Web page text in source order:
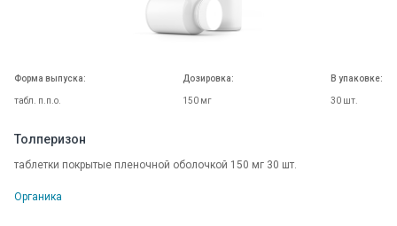
Форма выпуска:
табл. п.п.о.
Дозировка:
150 мг
В упаковке:
30 шт.
Толперизон
таблетки покрытые пленочной оболочкой 150 мг 30 шт.
Органика